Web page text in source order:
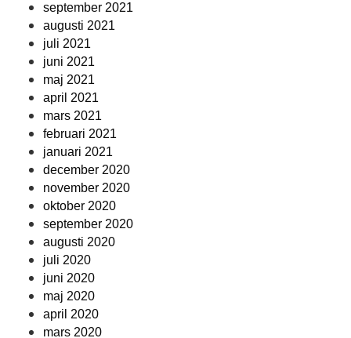
september 2021
augusti 2021
juli 2021
juni 2021
maj 2021
april 2021
mars 2021
februari 2021
januari 2021
december 2020
november 2020
oktober 2020
september 2020
augusti 2020
juli 2020
juni 2020
maj 2020
april 2020
mars 2020